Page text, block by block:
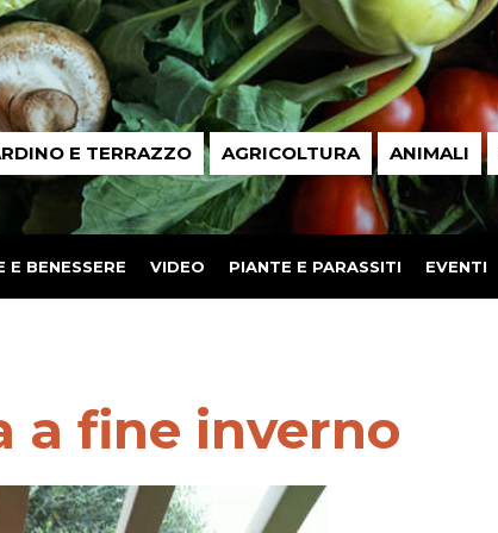
E TERRAZZO AGRICOLTURA ANIMALI
E BENESSERE VIDEO PIANTE E PARASSITI EVENTI
a fine inverno